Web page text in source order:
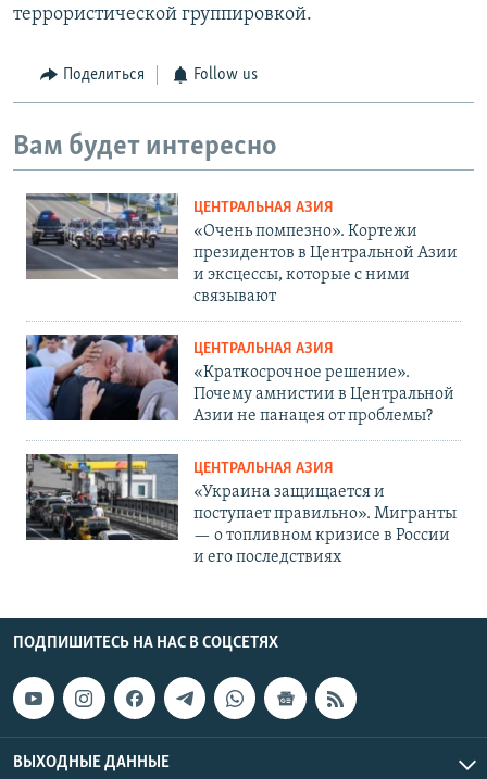
террористической группировкой.
Поделиться Follow us
Вам будет интересно
ЦЕНТРАЛЬНАЯ АЗИЯ
«Очень помпезно». Кортежи
президентов в Центральной Азии
и эксцессы, которые с ними
связывают
ЦЕНТРАЛЬНАЯ АЗИЯ
«Краткосрочное решение».
Почему амнистии в Центральной
Азии не панацея от проблемы?
ЦЕНТРАЛЬНАЯ АЗИЯ
«Украина защищается и
поступает правильно». Мигранты
— о топливном кризисе в России
и его последствиях
ПОДПИШИТЕСЬ НА НАС В СОЦСЕТЯХ
ВЫХОДНЫЕ ДАННЫЕ